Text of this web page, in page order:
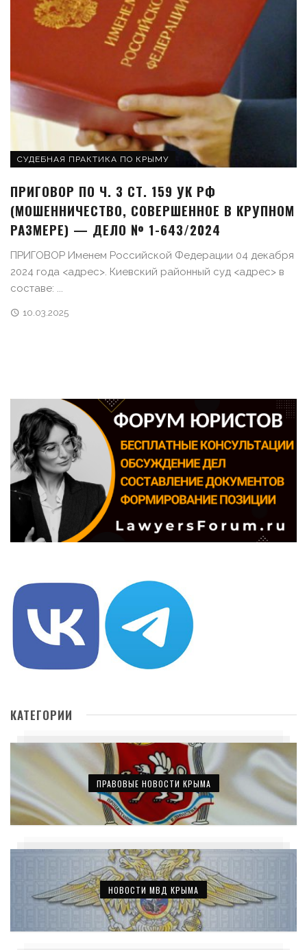
СУДЕБНАЯ ПРАКТИКА ПО КРЫМУ
ПРИГОВОР ПО Ч. 3 СТ. 159 УК РФ
(МОШЕННИЧЕСТВО, СОВЕРШЕННОЕ В КРУПНОМ
РАЗМЕРЕ) — ДЕЛО № 1-643/2024
ПРИГОВОР Именем Российской Федерации 04 декабря
2024 года <адрес>. Киевский районный суд <адрес> в
составе: ...
10.03.2025
КАТЕГОРИИ
ПРАВОВЫЕ НОВОСТИ КРЫМА
НОВОСТИ МВД КРЫМА